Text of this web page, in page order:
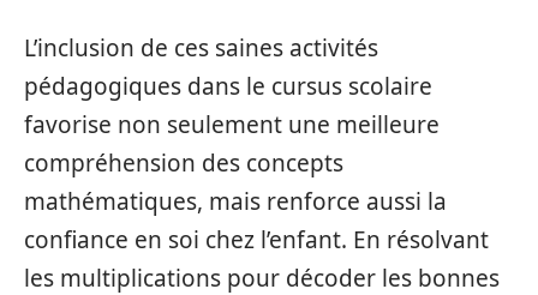
L’inclusion de ces saines activités
pédagogiques dans le cursus scolaire
favorise non seulement une meilleure
compréhension des concepts
mathématiques, mais renforce aussi la
confiance en soi chez l’enfant. En résolvant
les multiplications pour décoder les bonnes